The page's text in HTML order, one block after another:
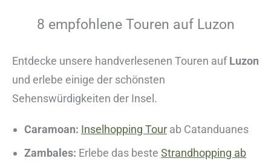
8 empfohlene Touren auf Luzon
Entdecke unsere handverlesenen Touren aufLuzon
und erlebe einige der schönsten
Sehenswürdigkeiten der Insel.
Caramoan: Inselhopping Tour ab Catanduanes
Zambales: Erlebe das beste Strandhopping ab